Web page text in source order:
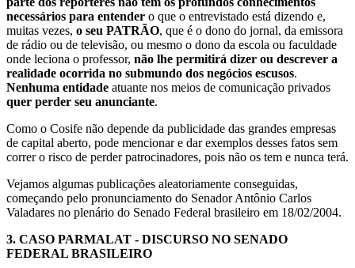
necessários para entender o que o entrevistado está dizendo e,
muitas vezes, o seu PATRÃO, que é o dono do jornal, da emissora
de rádio ou de televisão, ou mesmo o dono da escola ou faculdade
onde leciona o professor, não lhe permitirá dizer ou descrever a
realidade ocorrida no submundo dos negócios escusos.
Nenhuma entidade atuante nos meios de comunicação privados
quer perder seu anunciante.
Como o Cosife não depende da publicidade das grandes empresas
de capital aberto, pode mencionar e dar exemplos desses fatos sem
correr o risco de perder patrocinadores, pois não os tem e nunca terá.
Vejamos algumas publicações aleatoriamente conseguidas,
começando pelo pronunciamento do Senador Antônio Carlos
Valadares no plenário do Senado Federal brasileiro em 18/02/2004.
3. CASO PARMALAT - DISCURSO NO SENADO
FEDERAL BRASILEIRO